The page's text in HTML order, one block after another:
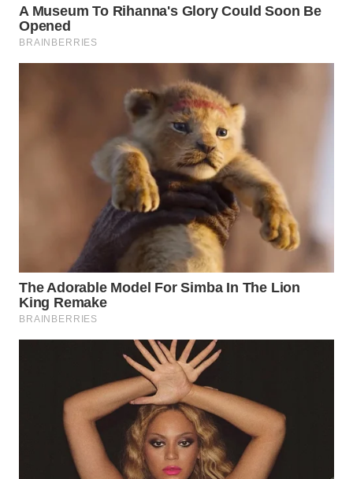
BINJAI
WN
CIREBON
MAJALENGKA
WN
SUBANG
WN
WN
PURWAKARTA
PRIANGAN